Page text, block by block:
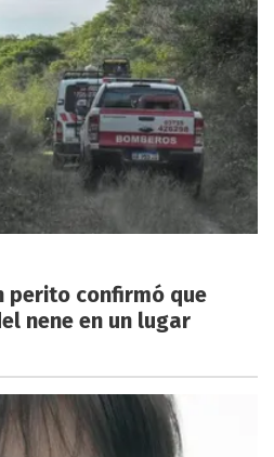
perito confirmó que
nene en un lugar